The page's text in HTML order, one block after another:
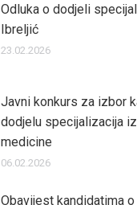
Odluka o dodjeli
Ibreljić
23.02.2026
Javni konkurs za izbor
dodjelu specijalizacija
medicine
06.02.2026
Obavijest kandidatima